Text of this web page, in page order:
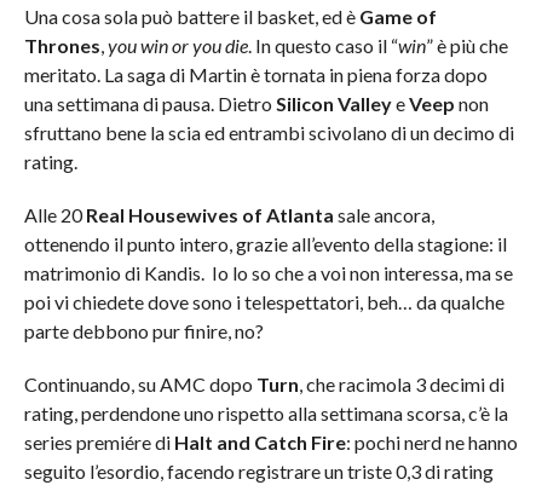
Una cosa sola può battere il basket, ed è Game of
Thrones,you win or you die. In questo caso il “win” è più che
meritato. La saga di Martin è tornata in piena forza dopo
una settimana di pausa. Dietro Silicon ValleyeVeep non
sfruttano bene la scia ed entrambi scivolano di un decimo di
rating.
Alle 20Real Housewives of Atlanta sale ancora,
ottenendo il punto intero, grazie all’evento della stagione: il
matrimonio di Kandis. Io lo so che a voi non interessa, ma se
poi vi chiedete dove sono i telespettatori, beh… da qualche
parte debbono pur finire, no?
Continuando, su AMC dopo Turn, che racimola 3 decimi di
rating, perdendone uno rispetto alla settimana scorsa, c’è la
series premiére di Halt and Catch Fire: pochi nerd ne hanno
seguito l’esordio, facendo registrare un triste 0,3 di rating